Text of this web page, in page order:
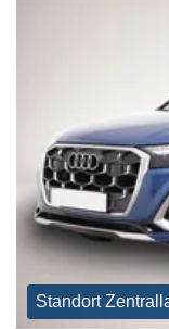
Standort